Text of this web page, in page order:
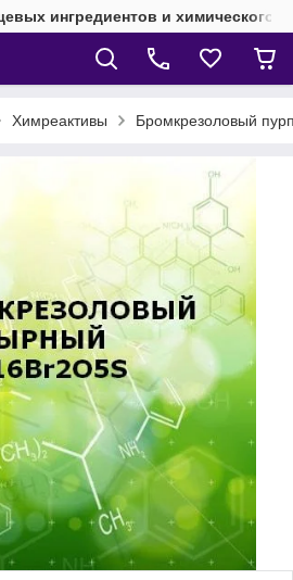
ингредиентов и химического
Химреактивы Бромкрезоловый